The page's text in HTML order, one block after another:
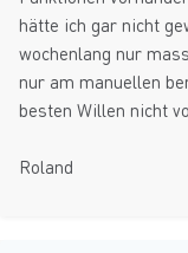
hätte ich gar nicht
wochenlang nur
nur am manuellen
besten Willen nicht
Roland